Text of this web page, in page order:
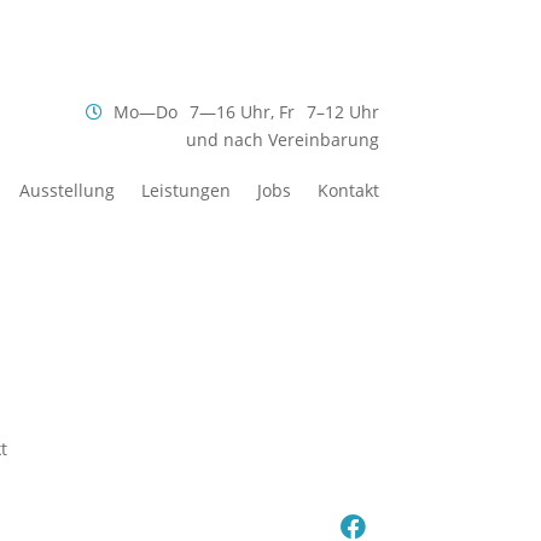
Mo—Do 7—16 Uhr,Fr 7–12 Uhr
und nach Vereinbarung
Ausstellung Leistungen Jobs Kontakt